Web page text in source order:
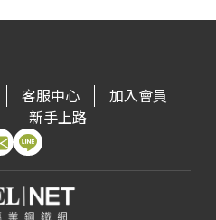
客服中心
加入會員
新手上路